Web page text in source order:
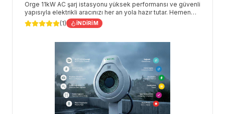
Orge 11kW AC şarj istasyonu yüksek performansı ve güvenli
yapısıyla elektrikli aracınızı her an yola hazır tutar. Hemen
inceleyin, kolayca kurun...
(1) İNDIRIM